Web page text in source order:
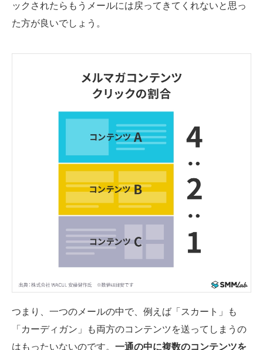
ックされたらもうメールには戻ってきてくれないと思っ
た方が良いでしょう。
つまり、一つのメールの中で、例えば「スカート」も
「カーディガン」も両方のコンテンツを送ってしまうの
はもったいないのです。 一通の中に複数のコンテンツを